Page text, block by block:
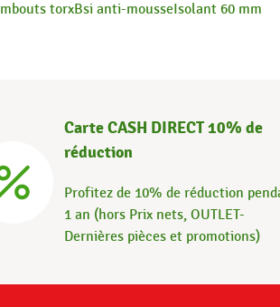
torxBsi anti-mousseIsolant 60 mm
Carte CASH DIRECT 10% de
réduction
Profitez de 10% de réduction
1 an (hors Prix nets, OUTLET-
Dernières pièces et promotions)